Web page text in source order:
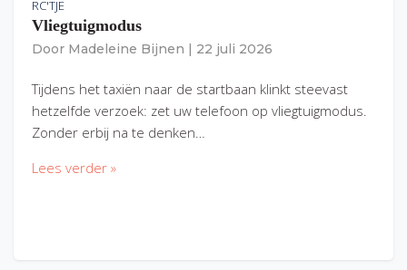
RC'TJE
Vliegtuigmodus
Door Madeleine Bijnen 22 juli 2026
Tijdens het taxiën naar de startbaan klinkt steevast
hetzelfde verzoek: zet uw telefoon op vliegtuigmodus.
Zonder erbij na te denken…
Lees verder »